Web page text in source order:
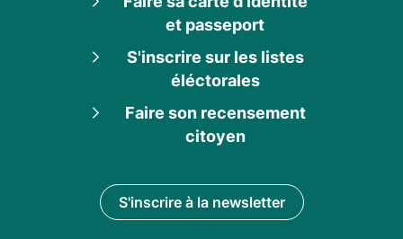
et passeport
S'inscrire sur les listes
éléctorales
Faire son recensement
citoyen
S'inscrire à la newsletter